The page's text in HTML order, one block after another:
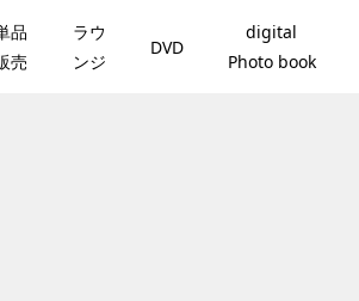
品
売
ラウ
ンジ
DVD
digital
Photo book